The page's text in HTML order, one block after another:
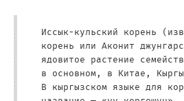
Иссык-кульский корень
корень или Аконит
ядовитое растение
в основном, в Китае,
В кыргызском языке для